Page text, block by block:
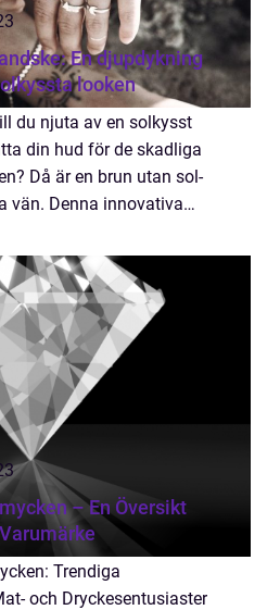
En djupdykning
looken
du njuta av en solkysst
din hud för de skadliga
Då är en brun utan sol-
vän. Denna innovativa
...
– En Översikt
Trendiga
och Dryckesentusiaster